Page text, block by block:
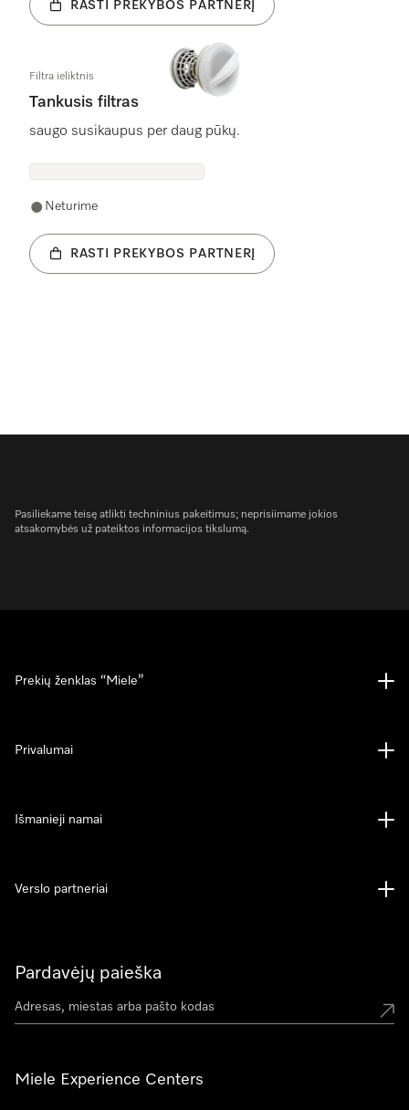
RASTI PREKYBOS PARTNERĮ
Filtra ieliktnis
Tankusis filtras
saugo susikaupus per daug pūkų.
Neturime
RASTI PREKYBOS PARTNERĮ
Pasiliekame teisę atlikti techninius pakeitimus; neprisiimame jokios
atsakomybės už pateiktos informacijos tikslumą.
Pardavėjų paieška
Miele Experience Centers
Prekių ženklas “Miele”
Privalumai
Išmanieji namai
Verslo partneriai